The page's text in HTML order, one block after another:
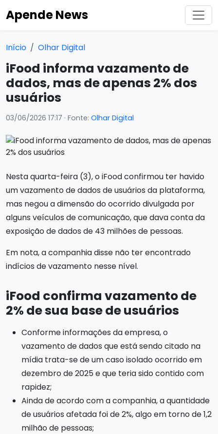
Apende News
Início Olhar Digital
iFood informa vazamento de
dados, mas de apenas 2% dos
usuários
03/06/2026 17:17 · Fonte: Olhar Digital
Nesta quarta-feira (3), o iFood confirmou ter havido
um vazamento de dados de usuários da plataforma,
mas negou a dimensão do ocorrido divulgada por
alguns veículos de comunicação, que dava conta da
exposição de dados de 43 milhões de pessoas.
Em nota, a companhia disse não ter encontrado
indícios de vazamento nesse nível.
iFood confirma vazamento de
2% de sua base de usuários
Conforme informações da empresa, o
vazamento de dados que está sendo citado na
mídia trata-se de um caso isolado ocorrido em
dezembro de 2025 e que teria sido contido com
rapidez;
Ainda de acordo com a companhia, a quantidade
de usuários afetada foi de 2%, algo em torno de 1,2
milhão de pessoas;